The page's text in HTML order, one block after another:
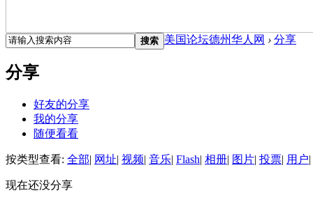
搜索 美国论坛德州华人网 › 分享
分享
好友的分享
我的分享
随便看看
按类型查看: 全部| 网址| 视频| 音乐| Flash| 相册| 图片| 投票| 用户|
现在还没分享